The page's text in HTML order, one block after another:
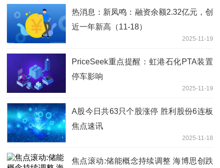
热消息：新凤鸣：融资余额2.32亿元，创
近一年新高（11-18）
2025-11-19
PriceSeek重点提醒：虹港石化PTA装置
停车影响
2025-11-19
A股今日共63只个股涨停 胜利股份6连板
焦点速讯
2025-11-18
焦点滚动:储能概念持续调整 海博思创跌